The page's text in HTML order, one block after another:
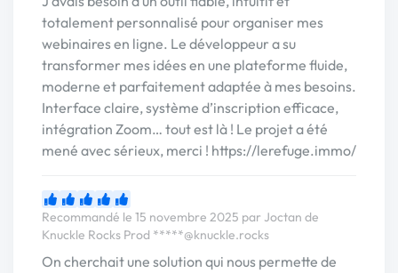
totalement personnalisé pour organiser mes
webinaires en ligne. Le développeur a su
transformer mes idées en une plateforme fluide,
moderne et parfaitement adaptée à mes besoins.
Interface claire, système d’inscription efficace,
intégration Zoom… tout est là ! Le projet a été
mené avec sérieux, merci ! https://lerefuge.immo/
Recommandé le 15 novembre 2025 par Joctan de
Knuckle Rocks Prod *****@knuckle.rocks
On cherchait une solution qui nous permette de